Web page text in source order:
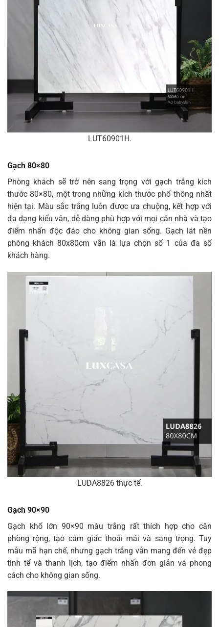
LUT60901H.
Gạch 80×80
Phòng khách sẽ trở nên sang trọng với gạch trắng kích
thước 80×80, một trong những kích thước phổ thông nhất
hiện tại. Màu sắc trắng luôn được ưa chuộng, kết hợp với
đa dạng kiểu vân, dễ dàng phù hợp với mọi căn nhà và tạo
điểm nhấn độc đáo cho không gian sống. Gạch lát nền
phòng khách 80x80cm vẫn là lựa chọn số 1 của đa số
khách hàng.
LUDA8826 thực tế.
Gạch 90×90
Gạch khổ lớn 90×90 màu trắng rất thích hợp cho căn
phòng rộng, tạo cảm giác thoải mái và sang trọng. Tuy
mẫu mã hạn chế, nhưng gạch trắng vẫn mang đến vẻ đẹp
tinh tế và thanh lịch, tạo điểm nhấn đơn giản và phong
cách cho không gian sống.